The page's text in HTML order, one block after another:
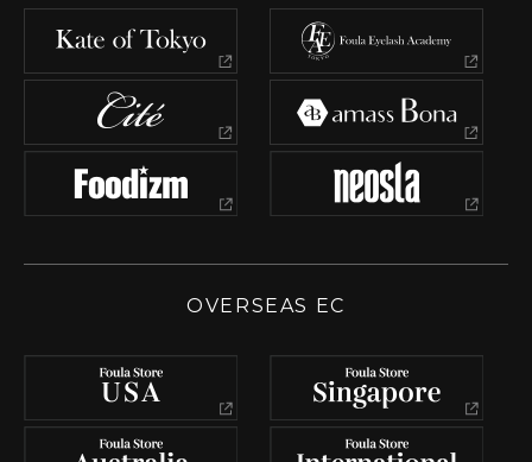
OVERSEAS EC